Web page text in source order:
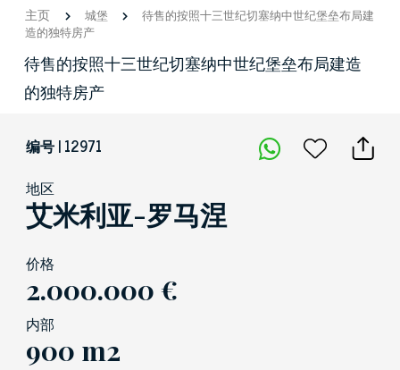
主页 城堡
待售的按照十三世纪切塞纳中世纪堡垒布局建
造的独特房产
待售的按照十三世纪切塞纳中世纪堡垒布局建造
的独特房产
编号 | 12971
地区
艾米利亚-罗马涅
价格
2.000.000 €
内部
900 m2